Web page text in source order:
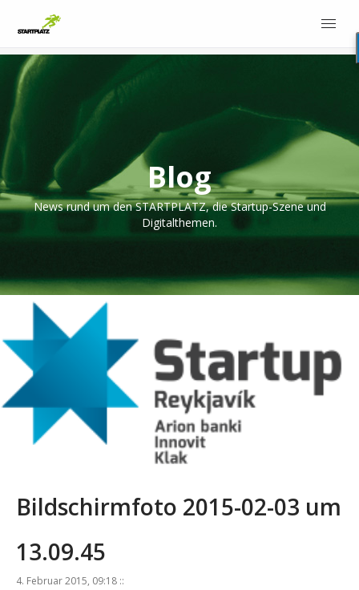
Blog
News rund um den STARTPLATZ, die Startup-Szene und
Digitalthemen.
Bildschirmfoto 2015-02-03 um
13.09.45
4. Februar 2015, 09:18 ::